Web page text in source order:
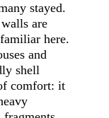
stayed.
are
here.
and
shell
comfort: it